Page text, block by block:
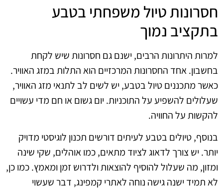
חסרונות טיול משפחתי בטבע
בתקציב נמוך
למרות היתרונות הרבים, ישנם גם חסרונות שיש לקחת
בחשבון. אחד החסרונות המרכזיים הוא התלות במזג האוויר.
כאשר מתכננים טיול בטבע, יש לשים לב לתנאי מזג האוויר,
שעלולים להשפיע על התוכניות. יום גשום או חם מדי עשויים
להקשות על החוויה.
בנוסף, טיולים בטבע לעיתים דורשים תכנון לוגיסטי מדויק
יותר. יש צורך לדאוג לציוד מתאים, כמו אוהלים, שקי שינה
ומזון, מה שעלול להוסיף להוצאות ולדרוש זמן ומאמץ. כמו כן,
לא תמיד ישנה גישה נוחה לאתרי קמפינג, דבר שעשוי